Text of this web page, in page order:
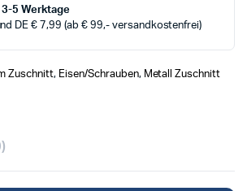
3-5 Werktage
DE € 7,99 (ab € 99,- versandkostenfrei)
Zuschnitt, Eisen/Schrauben, Metall Zuschnitt